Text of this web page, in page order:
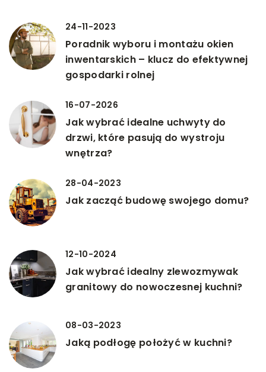
24-11-2023
Poradnik wyboru i montażu okien
inwentarskich – klucz do efektywnej
gospodarki rolnej
16-07-2026
Jak wybrać idealne uchwyty do
drzwi, które pasują do wystroju
wnętrza?
28-04-2023
Jak zacząć budowę swojego domu?
12-10-2024
Jak wybrać idealny zlewozmywak
granitowy do nowoczesnej kuchni?
08-03-2023
Jaką podłogę położyć w kuchni?